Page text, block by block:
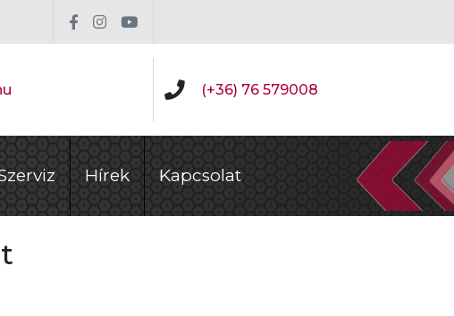
(+36) 76 579008
Hírek Kapcsolat